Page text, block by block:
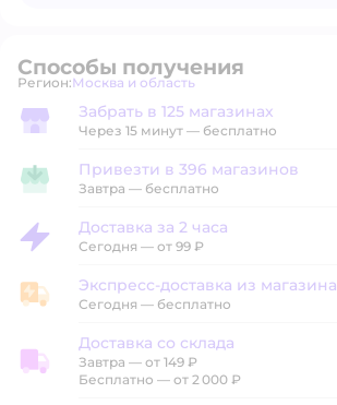
Способы получения
Регион: Выбор адреса доставки.
Москва и область
Забрать в магазине
Забрать в 125 магазинах
Через 15 минут — бесплатно
Привезти в магазин
Привезти в 396 магазинов
Завтра — бесплатно
Доставка за 2 часа
Доставка за 2 часа
Сегодня — от 99 ₽
Экспресс-доставка из магазина
Экспресс-доставка из магазина
Сегодня — бесплатно
Доставка со склада
Доставка со склада
Завтра — от 149 ₽
Бесплатно — от 2 000 ₽